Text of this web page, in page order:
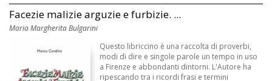
Facezie malizie arguzie e furbizie. ...
Maria Margherita Bulgarini
Questo libriccino è una raccolta di proverbi,
modi di dire e singole parole un tempo in uso
a Firenze e abbondanti dintorni. L'Autore ha
ripescando tra i ricordi frasi e termini